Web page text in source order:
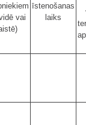
vai
īstenošanas
laiks